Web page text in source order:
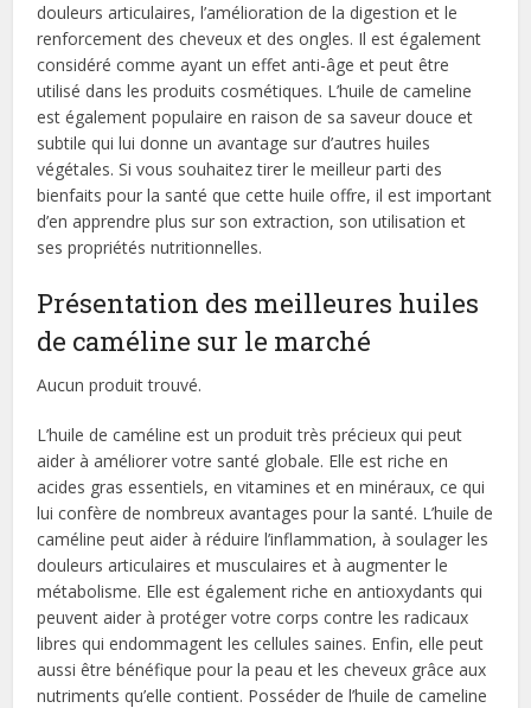
douleurs articulaires, l’amélioration de la digestion et le
renforcement des cheveux et des ongles. Il est également
considéré comme ayant un effet anti-âge et peut être
utilisé dans les produits cosmétiques. L’huile de cameline
est également populaire en raison de sa saveur douce et
subtile qui lui donne un avantage sur d’autres huiles
végétales. Si vous souhaitez tirer le meilleur parti des
bienfaits pour la santé que cette huile offre, il est important
d’en apprendre plus sur son extraction, son utilisation et
ses propriétés nutritionnelles.
Présentation des meilleures huiles
de caméline sur le marché
Aucun produit trouvé.
L’huile de caméline est un produit très précieux qui peut
aider à améliorer votre santé globale. Elle est riche en
acides gras essentiels, en vitamines et en minéraux, ce qui
lui confère de nombreux avantages pour la santé. L’huile de
caméline peut aider à réduire l’inflammation, à soulager les
douleurs articulaires et musculaires et à augmenter le
métabolisme. Elle est également riche en antioxydants qui
peuvent aider à protéger votre corps contre les radicaux
libres qui endommagent les cellules saines. Enfin, elle peut
aussi être bénéfique pour la peau et les cheveux grâce aux
nutriments qu’elle contient. Posséder de l’huile de cameline